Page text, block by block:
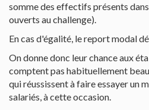
somme des effectifs présents
ouverts au challenge).
En cas d'égalité, le report modal
On donne donc leur chance aux
comptent pas habituellement
qui réussissent à faire essayer un
salariés, à cette occasion.